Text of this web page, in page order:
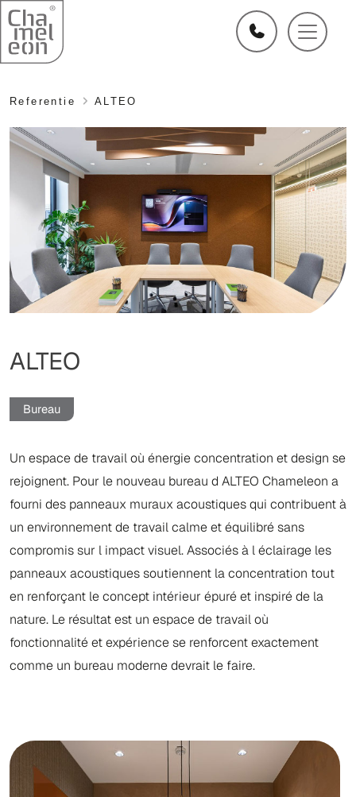
Referentie ALTEO
ALTEO
Bureau
Un espace de travail où énergie concentration et design se
rejoignent. Pour le nouveau bureau d ALTEO Chameleon a
fourni des panneaux muraux acoustiques qui contribuent à
un environnement de travail calme et équilibré sans
compromis sur l impact visuel. Associés à l éclairage les
panneaux acoustiques soutiennent la concentration tout
en renforçant le concept intérieur épuré et inspiré de la
nature. Le résultat est un espace de travail où
fonctionnalité et expérience se renforcent exactement
comme un bureau moderne devrait le faire.